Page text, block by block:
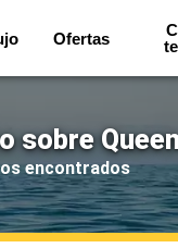
Ofertas
sobre
encontrados